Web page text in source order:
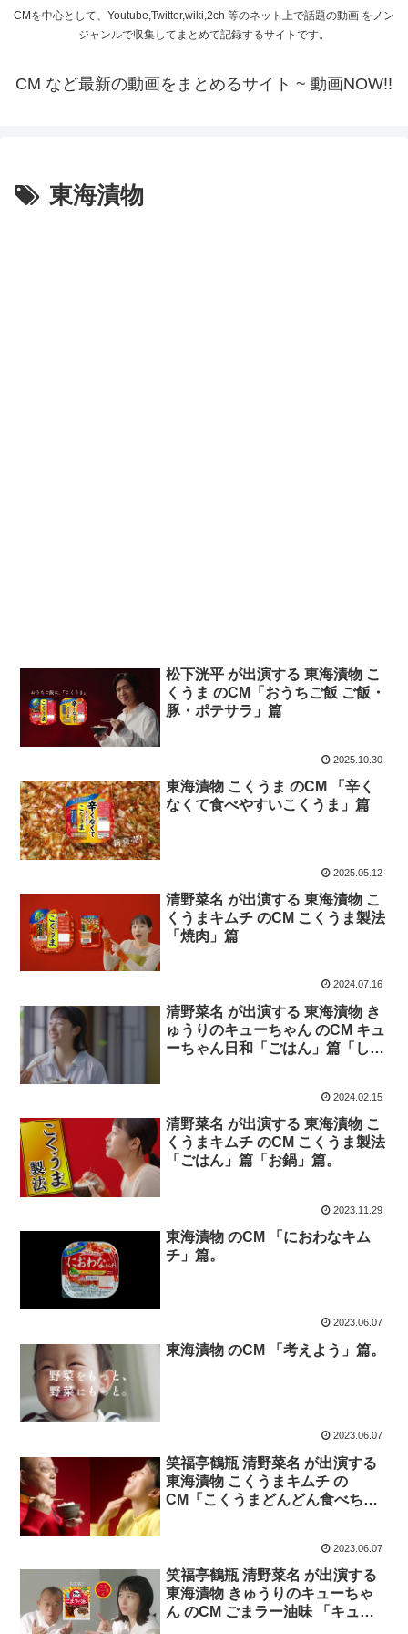
CMを中心として、Youtube,Twitter,wiki,2ch 等のネット上で話題の動画 をノン
ジャンルで収集してまとめて記録するサイトです。
CM など最新の動画をまとめるサイト ~ 動画NOW!!
東海漬物
松下洸平 が出演する 東海漬物 こ
くうま のCM「おうちご飯 ご飯・
豚・ポテサラ」篇
2025.10.30
東海漬物 こくうま のCM 「辛く
なくて食べやすいこくうま」篇
2025.05.12
清野菜名 が出演する 東海漬物 こ
くうまキムチ のCM こくうま製法
「焼肉」篇
2024.07.16
清野菜名 が出演する 東海漬物 き
ゅうりのキューちゃん のCM キュ
ーちゃん日和「ごはん」篇「しら
2024.02.15
清野菜名 が出演する 東海漬物 こ
くうまキムチ のCM こくうま製法
「ごはん」篇「お鍋」篇。
2023.11.29
東海漬物 のCM 「におわなキム
チ」篇。
2023.06.07
東海漬物 のCM 「考えよう」篇。
2023.06.07
笑福亭鶴瓶 清野菜名 が出演する
東海漬物 こくうまキムチ の
CM「こくうまどんどん食べちゃ
2023.06.07
笑福亭鶴瓶 清野菜名 が出演する
東海漬物 きゅうりのキューちゃ
ん のCM ごまラー油味 「キュー